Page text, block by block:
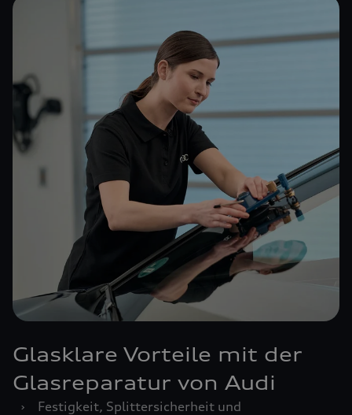
Glasklare Vorteile mit der
Glasreparatur von Audi
›
Festigkeit, Splittersicherheit und